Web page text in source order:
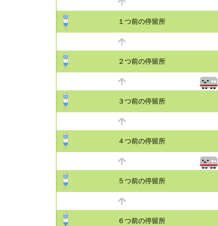
１つ前の停留所
２つ前の停留所
３つ前の停留所
４つ前の停留所
５つ前の停留所
６つ前の停留所